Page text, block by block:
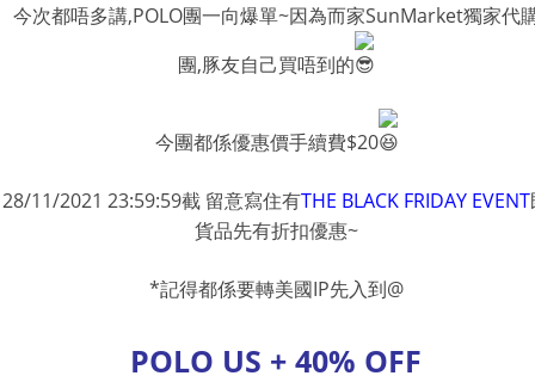
今次都唔多講,POLO團一向爆單~因為而家SunMarket獨家代
團,豚友自己買唔到的
今團都係優惠價手續費$20
28/11/2021 23:59:59截 留意寫住有THE BLACK FRIDAY EVENT
貨品先有折扣優惠~
*記得都係要轉美國IP先入到@
POLO US + 40% OFF